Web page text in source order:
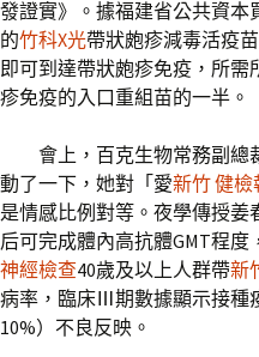
發證實》。據福建省公共資
的竹科X光帶狀皰疹減毒活疫
即可到達帶狀皰疹免疫，所
疹免疫的入口重組苗的一半。
會上，百克生物常務副總
動了一下，她對「愛新竹 健檢
是情感比例對等。夜學傳授
后可完成體內高抗體GMT程度
神經檢查40歲及以上人群帶新
病率，臨床Ⅲ期數據顯示接種
10%）不良反映。